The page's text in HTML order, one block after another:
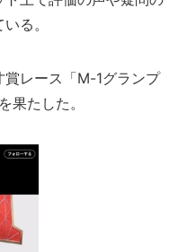
る。
レース「M-1グランプ
果たした。